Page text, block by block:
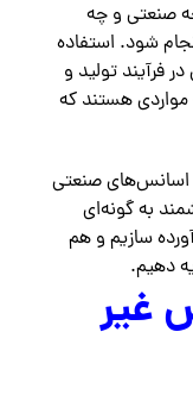
صنعتی و چه
شود. استفاده
فرآیند تولید و
هستند که
اسانس‌های صنعتی
به گونه‌ای
سازیم و هم
دهیم.
غیر